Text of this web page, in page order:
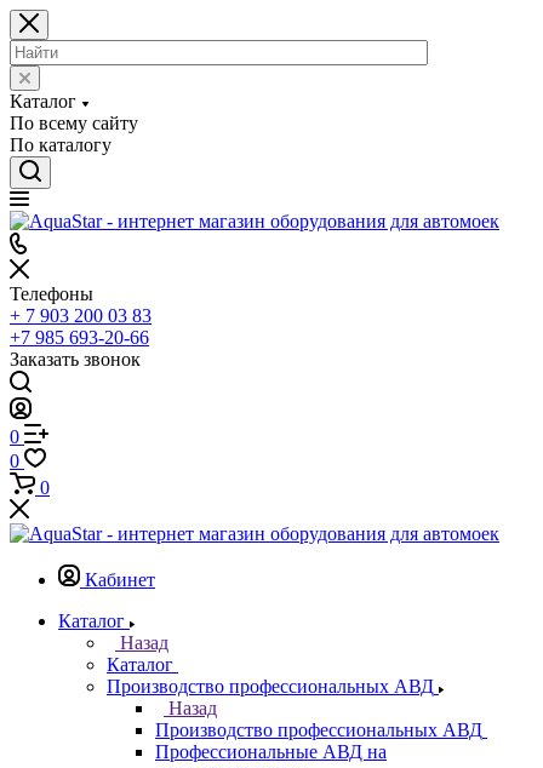
Каталог
По всему сайту
По каталогу
Телефоны
+ 7 903 200 03 83
+7 985 693-20-66
Заказать звонок
0
0
0
Кабинет
Каталог
Назад
Каталог
Производство профессиональных АВД
Назад
Производство профессиональных АВД
Профессиональные АВД на